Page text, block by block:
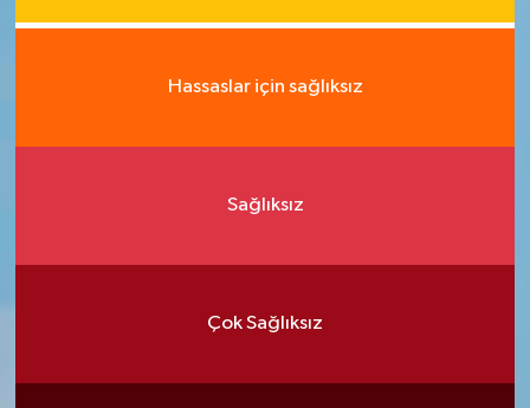
Hassaslar için sağlıksız
Sağlıksız
Çok Sağlıksız